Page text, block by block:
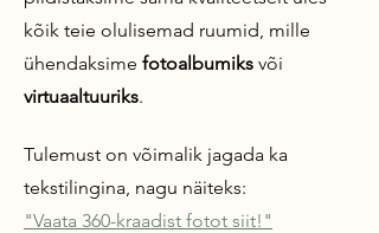
kõik teie olulisemad ruumid, mille
ühendaksime fotoalbumiks või
virtuaaltuuriks.
Tulemust on võimalik jagada ka
tekstilingina, nagu näiteks:
"Vaata 360-kraadist fotot siit!"